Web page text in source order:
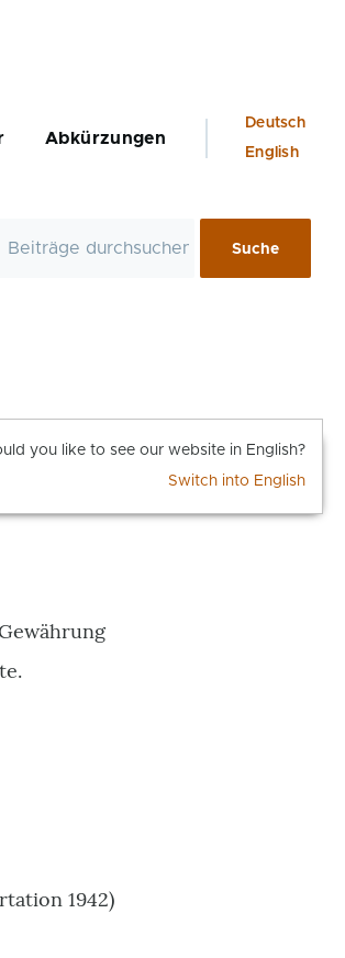
Abkürzungen
Language
switcher
Deutsch
English
1942)
you like to see our website in English?
Switch into English